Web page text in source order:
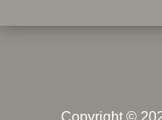
Copyright ©